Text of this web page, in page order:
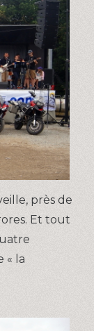
près de
Et tout
« la